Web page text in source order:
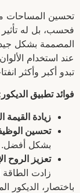
تحسين المساحات
فحسب، بل له
المصممة بشكل جيد
عند استخدام
تبدو أكبر وأكثر
فوائد تطبيق
زيادة القيمة
تحسين
بشكل أفضل.
تعزيز الروح
زادت الطاقة
باختصار، الديكور